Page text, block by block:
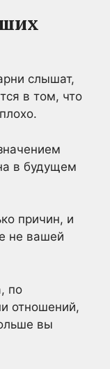
слышат,
в том, что
в будущем
причин, и
не вашей
по
отношений,
вы